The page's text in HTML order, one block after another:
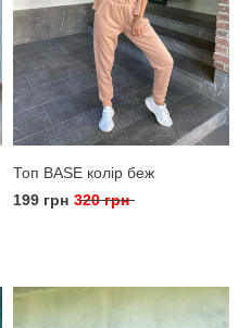
Топ BASE колір беж
199 грн 320 грн